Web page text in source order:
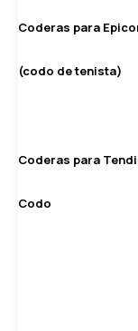
Coderas para
(codo de tenista)
Coderas para
Codo